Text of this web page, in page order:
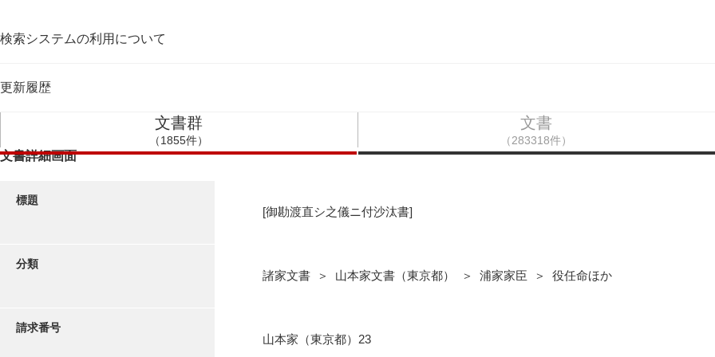
検索システムの利用について
更新履歴
文書群
（1855件）
文書
（283318件）
文書詳細画面
標題
[御勘渡直シ之儀ニ付沙汰書]
分類
諸家文書 ＞ 山本家文書（東京都） ＞ 浦家家臣 ＞ 役任命ほか
請求番号
山本家（東京都）23